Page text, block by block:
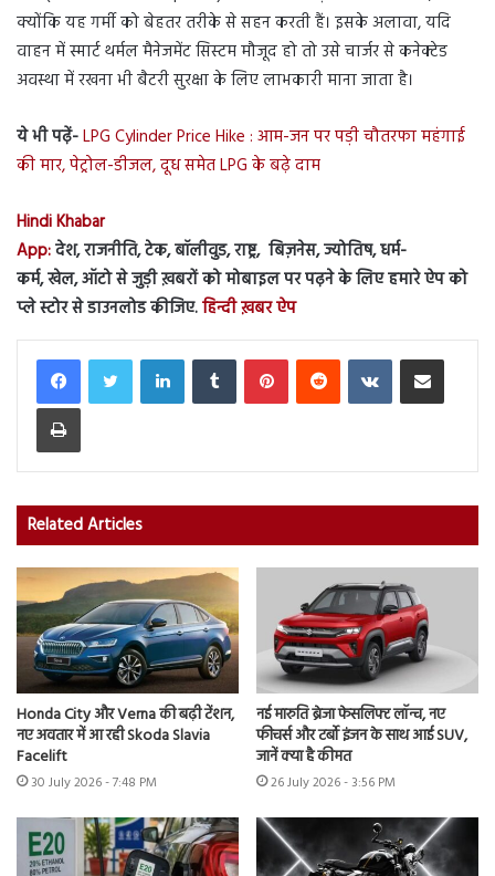
क्योंकि यह गर्मी को बेहतर तरीके से सहन करती हैं। इसके अलावा, यदि
वाहन में स्मार्ट थर्मल मैनेजमेंट सिस्टम मौजूद हो तो उसे चार्जर से कनेक्टेड
अवस्था में रखना भी बैटरी सुरक्षा के लिए लाभकारी माना जाता है।
ये भी पढ़ें-LPG Cylinder Price Hike : आम-जन पर पड़ी चौतरफा महंगाई
की मार, पेट्रोल-डीजल, दूध समेत LPG के बढ़े दाम
Hindi Khabar
App:देश, राजनीति, टेक, बॉलीवुड, राष्ट्र, बिज़नेस, ज्योतिष, धर्म-
कर्म, खेल, ऑटो से जुड़ी ख़बरों को मोबाइल पर पढ़ने के लिए हमारे ऐप को
प्ले स्टोर से डाउनलोड कीजिए.हिन्दी ख़बर ऐप
LinkedInTumblr PinterestReddit VKontakteShare via Email
Print
Related Articles
Honda City और Verna की बढ़ी टेंशन,
नए अवतार में आ रही Skoda Slavia
Facelift
30 July 2026 - 7:48 PM
नई मारुति ब्रेजा फेसलिफ्ट लॉन्च, नए
फीचर्स और टर्बो इंजन के साथ आई SUV,
जानें क्या है कीमत
26 July 2026 - 3:56 PM